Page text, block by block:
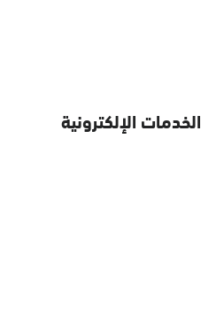
الخدمات الإلكترونية